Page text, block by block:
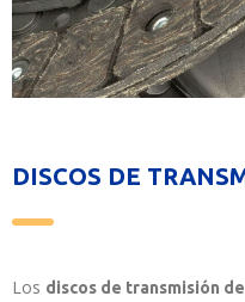
DISCOS DE
Los discos de transmisión de